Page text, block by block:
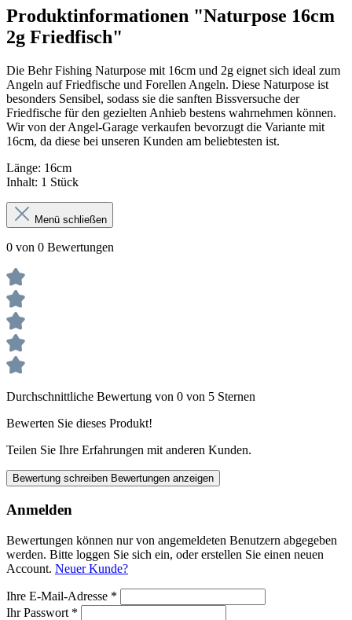
Produktinformationen "Naturpose 16cm
2g Friedfisch"
Die Behr Fishing Naturpose mit 16cm und 2g eignet sich ideal zum
Angeln auf Friedfische und Forellen Angeln. Diese Naturpose ist
besonders Sensibel, sodass sie die sanften Bissversuche der
Friedfische für den gezielten Anhieb bestens wahrnehmen können.
Wir von der Angel-Garage verkaufen bevorzugt die Variante mit
16cm, da diese bei unseren Kunden am beliebtesten ist.
Länge: 16cm
Inhalt: 1 Stück
Menü schließen
0 von 0 Bewertungen
Durchschnittliche Bewertung von 0 von 5 Sternen
Bewerten Sie dieses Produkt!
Teilen Sie Ihre Erfahrungen mit anderen Kunden.
Bewertung schreiben Bewertungen anzeigen
Anmelden
Bewertungen können nur von angemeldeten Benutzern abgegeben
werden. Bitte loggen Sie sich ein, oder erstellen Sie einen neuen
Account. Neuer Kunde?
Ihre E-Mail-Adresse *
Ihr Passwort *